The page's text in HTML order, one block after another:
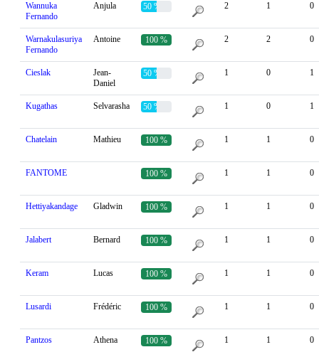
Wannuka
Fernando
Anjula 50 % 2 1 0
Warnakulasuriya
Fernando
Antoine 100 % 2 2 0
Cieslak
Jean-
Daniel
50 % 1 0 1
Kugathas Selvarasha 50 % 1 0 1
Chatelain Mathieu 100 % 1 1 0
FANTOME 100 % 1 1 0
Hettiyakandage Gladwin 100 % 1 1 0
Jalabert Bernard 100 % 1 1 0
Keram Lucas 100 % 1 1 0
Lusardi Frédéric 100 % 1 1 0
Pantzos Athena 100 % 1 1 0